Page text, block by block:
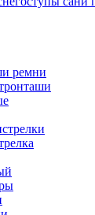
ремни